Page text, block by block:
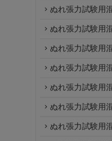
ぬれ張力試験用
ぬれ張力試験用
ぬれ張力試験用
ぬれ張力試験用
ぬれ張力試験用
ぬれ張力試験用
ぬれ張力試験用